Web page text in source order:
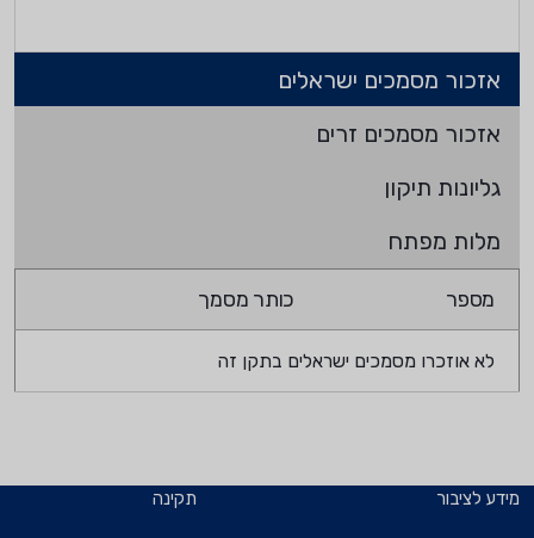
אזכור מסמכים ישראלים
אזכור מסמכים זרים
גליונות תיקון
מלות מפתח
מספר כותר מסמך
לא אוזכרו מסמכים ישראלים בתקן זה
מידע לציבור תקינה